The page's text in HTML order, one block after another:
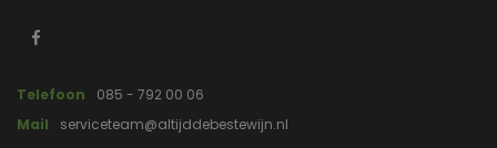
Telefoon
085 - 792 00 06
Mail
serviceteam@altijddebestewijn.nl